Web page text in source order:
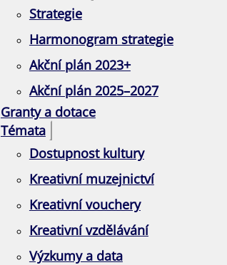
Strategie
Harmonogram strategie
Akční plán 2023+
Akční plán 2025–2027
Granty a dotace
Témata
Dostupnost kultury
Kreativní muzejnictví
Kreativní vouchery
Kreativní vzdělávání
Výzkumy a data